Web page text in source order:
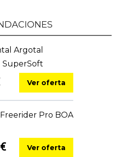
Argotal
SuperSoft
Ver oferta
Pro BOA
Ver oferta